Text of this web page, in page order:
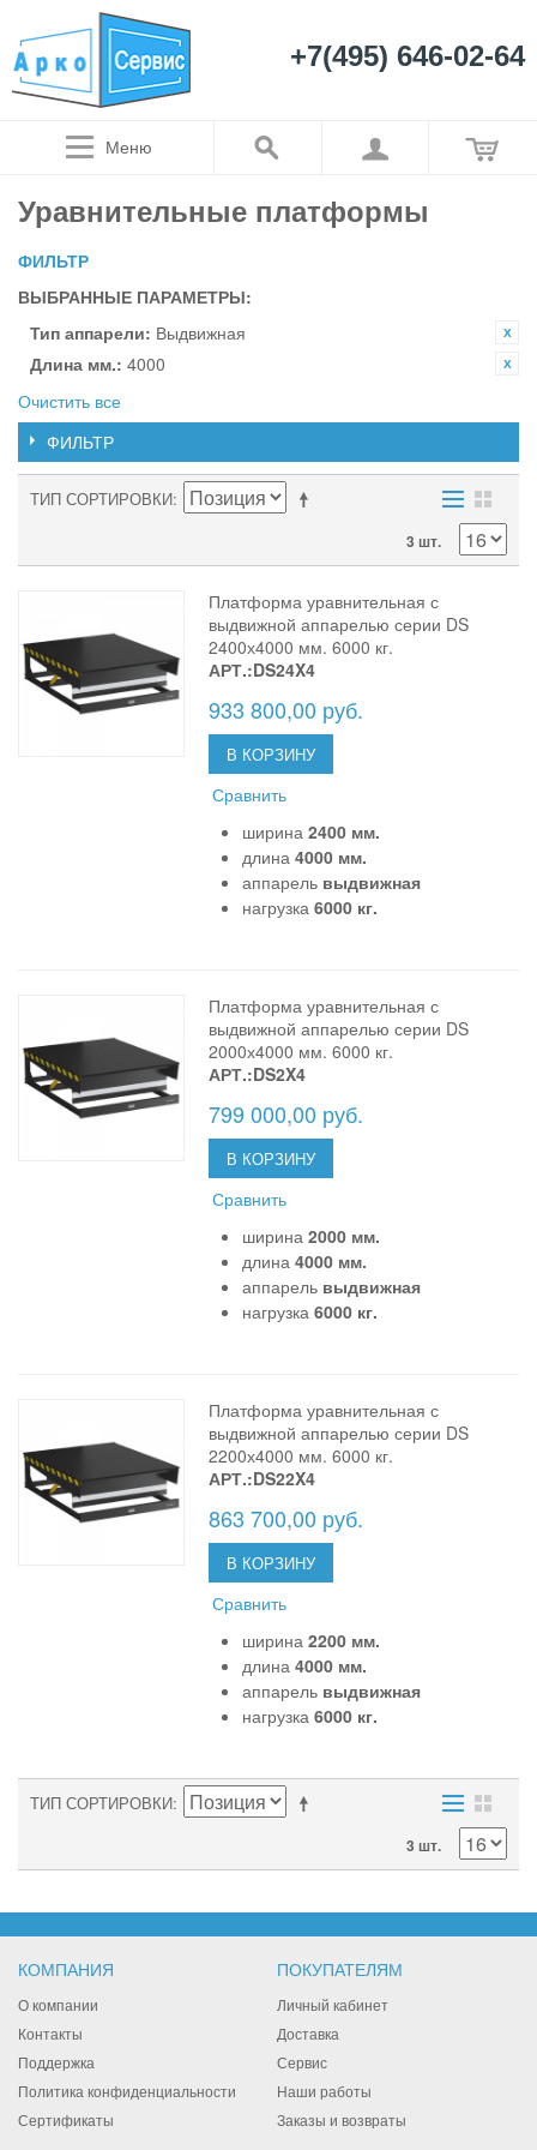
+7(495) 646-02-64
Меню
Уравнительные платформы
ФИЛЬТР
ВЫБРАННЫЕ ПАРАМЕТРЫ:
Тип аппарели: Выдвижная
Длина мм.: 4000
Очистить все
ФИЛЬТР
ТИП СОРТИРОВКИ
3 шт.
Платформа уравнительная с
выдвижной аппарелью серии DS
2400х4000 мм. 6000 кг.
АРТ.:DS24X4
933 800,00 руб.
В КОРЗИНУ
Сравнить
ширина2400 мм.
длина4000 мм.
аппарель выдвижная
нагрузка 6000 кг.
Платформа уравнительная с
выдвижной аппарелью серии DS
2000х4000 мм. 6000 кг.
АРТ.:DS2X4
799 000,00 руб.
В КОРЗИНУ
Сравнить
ширина2000 мм.
длина4000 мм.
аппарель выдвижная
нагрузка 6000 кг.
Платформа уравнительная с
выдвижной аппарелью серии DS
2200х4000 мм. 6000 кг.
АРТ.:DS22X4
863 700,00 руб.
В КОРЗИНУ
Сравнить
ширина2200 мм.
длина4000 мм.
аппарель выдвижная
нагрузка 6000 кг.
ТИП СОРТИРОВКИ
3 шт.
КОМПАНИЯ
О компании
Контакты
Поддержка
Политика конфиденциальности
Сертификаты
ПОКУПАТЕЛЯМ
Личный кабинет
Доставка
Сервис
Наши работы
Заказы и возвраты